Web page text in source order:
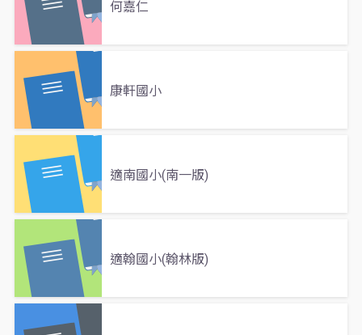
何嘉仁
康軒國小
適南國小(南一版)
適翰國小(翰林版)